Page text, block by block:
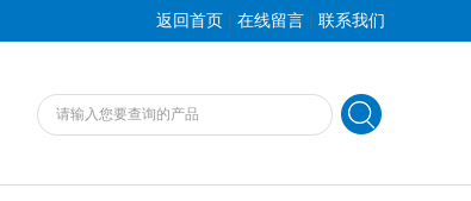
返回首页 | 在线留言 | 联系我们